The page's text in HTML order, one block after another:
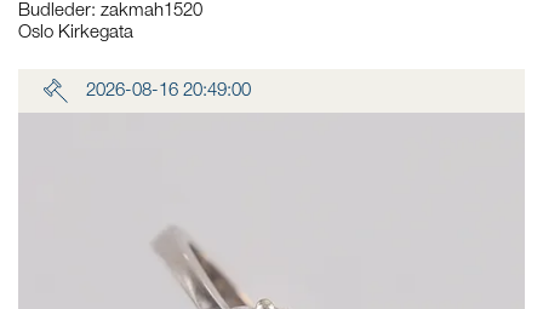
Budleder: zakmah1520
Oslo Kirkegata
2026-08-16 20:49:00